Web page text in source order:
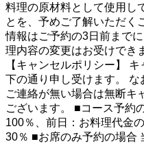
料理の原材料として使用し
とを、予めご了解いただ
情報はご予約の3日前まで
理内容の変更はお受けでき
【キャンセルポリシー】
下の通り申し受けます。
ご連絡が無い場合は無断キ
ございます。 ■コース予約
100％、前日：お料理代金
30％ ■お席のみ予約の場合